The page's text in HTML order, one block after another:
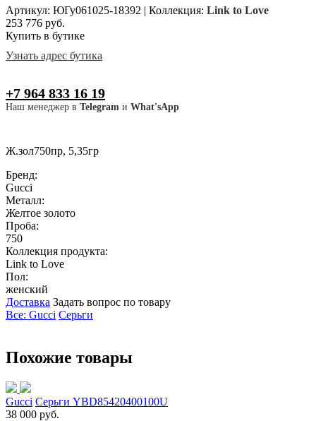
Артикул: ЮГу061025-18392 | Коллекция: Link to Love
253 776 руб.
Купить в бутике
Узнать адрес бутика
+7 964 833 16 19
Наш менеджер в Telegram и What'sApp
Ж.зол750пр, 5,35гр
Бренд:
Gucci
Металл:
Желтое золото
Проба:
750
Коллекция продукта:
Link to Love
Пол:
женский
Доставка Задать вопрос по товару
Все: Gucci Серьги
Похожие товары
Gucci Серьги YBD85420400100U
38 000 руб.